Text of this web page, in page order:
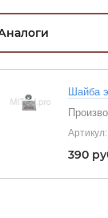
Шайба
Артикул:
390